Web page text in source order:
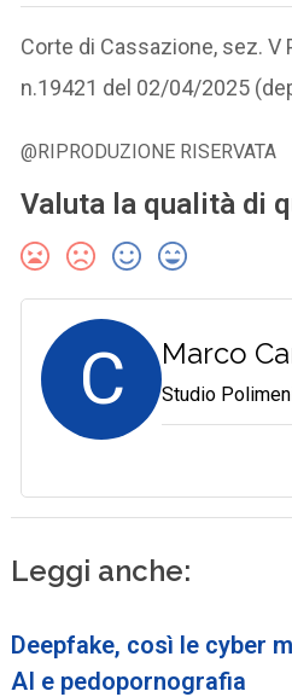
Corte di Cassazione, sez. V
n.19421 del 02/04/2025
@RIPRODUZIONE RISERVATA
Valuta la qualità di
C Marco
Studio
Leggi anche:
Deepfake, così le cyber
AI e pedopornografia